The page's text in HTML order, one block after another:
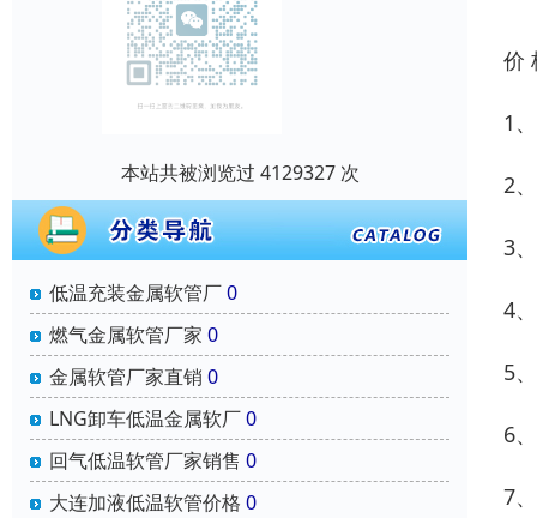
本站共被浏览过 4129327 次
低温充装金属软管厂0
燃气金属软管厂家 0
金属软管厂家直销 0
LNG卸车低温金属软厂0
回气低温软管厂家销售 0
大连加液低温软管价格 0
价
1
2
3
4
5
6
7